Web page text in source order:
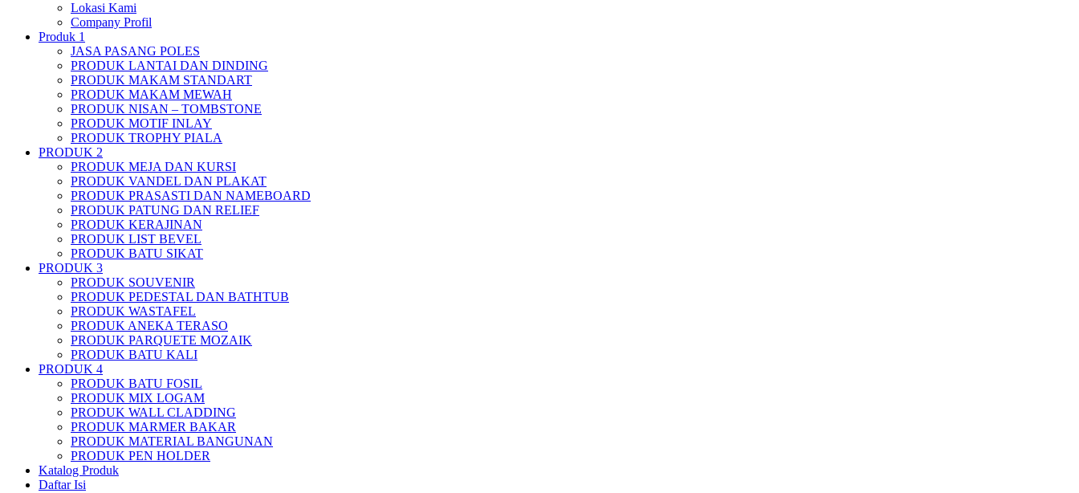
Lokasi Kami
Company Profil
Produk 1
JASA PASANG POLES
PRODUK LANTAI DAN DINDING
PRODUK MAKAM STANDART
PRODUK MAKAM MEWAH
PRODUK NISAN – TOMBSTONE
PRODUK MOTIF INLAY
PRODUK TROPHY PIALA
PRODUK 2
PRODUK MEJA DAN KURSI
PRODUK VANDEL DAN PLAKAT
PRODUK PRASASTI DAN NAMEBOARD
PRODUK PATUNG DAN RELIEF
PRODUK KERAJINAN
PRODUK LIST BEVEL
PRODUK BATU SIKAT
PRODUK 3
PRODUK SOUVENIR
PRODUK PEDESTAL DAN BATHTUB
PRODUK WASTAFEL
PRODUK ANEKA TERASO
PRODUK PARQUETE MOZAIK
PRODUK BATU KALI
PRODUK 4
PRODUK BATU FOSIL
PRODUK MIX LOGAM
PRODUK WALL CLADDING
PRODUK MARMER BAKAR
PRODUK MATERIAL BANGUNAN
PRODUK PEN HOLDER
Katalog Produk
Daftar Isi